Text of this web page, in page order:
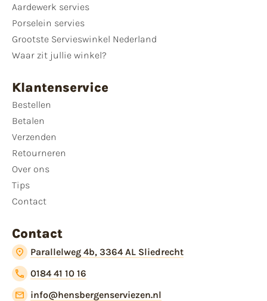
Aardewerk servies
Porselein servies
Grootste Servieswinkel Nederland
Waar zit jullie winkel?
Klantenservice
Bestellen
Betalen
Verzenden
Retourneren
Over ons
Tips
Contact
Contact
Parallelweg 4b, 3364 AL Sliedrecht
0184 41 10 16
info@hensbergenserviezen.nl